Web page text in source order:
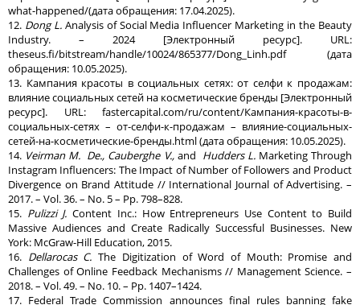
what-happened/(дата обращения: 17.04.2025).
12. Dong L.Analysis of Social Media Influencer Marketing in the Beauty
Industry. – 2024 [Электронный ресурс]. URL:
theseus.fi/bitstream/handle/10024/865377/Dong_Linh.pdf (дата
обращения: 10.05.2025).
13. Кампания красоты в социальных сетях: от селфи к продажам:
влияние социальных сетей на косметические бренды [Электронный
ресурс]. URL: fastercapital.com/ru/content/Кампания-красоты-в-
социальных-сетях – от-селфи-к-продажам – влияние-социальных-
сетей-на-косметические-бренды.html (дата обращения: 10.05.2025).
14. Veirman M. De., Cauberghe V., and Hudders L.Marketing Through
Instagram Influencers: The Impact of Number of Followers and Product
Divergence on Brand Attitude // International Journal of Advertising. –
2017. – Vol. 36. – No. 5 – Pp. 798–828.
15. Pulizzi J. Content Inc.: How Entrepreneurs Use Content to Build
Massive Audiences and Create Radically Successful Businesses. New
York: McGraw-Hill Education, 2015.
16. Dellarocas С. The Digitization of Word of Mouth: Promise and
Challenges of Online Feedback Mechanisms // Management Science. –
2018. – Vol. 49. – No. 10. – Pp. 1407–1424.
17. Federal Trade Commission announces final rules banning fake